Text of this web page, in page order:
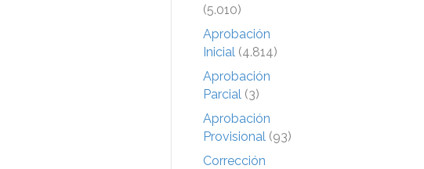
(5.010)
Aprobación
Inicial (4.814)
Aprobación
Parcial (3)
Aprobación
Provisional (93)
Corrección